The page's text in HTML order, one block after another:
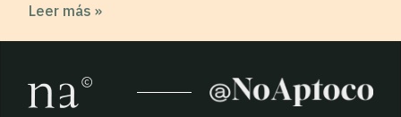
Leer más »